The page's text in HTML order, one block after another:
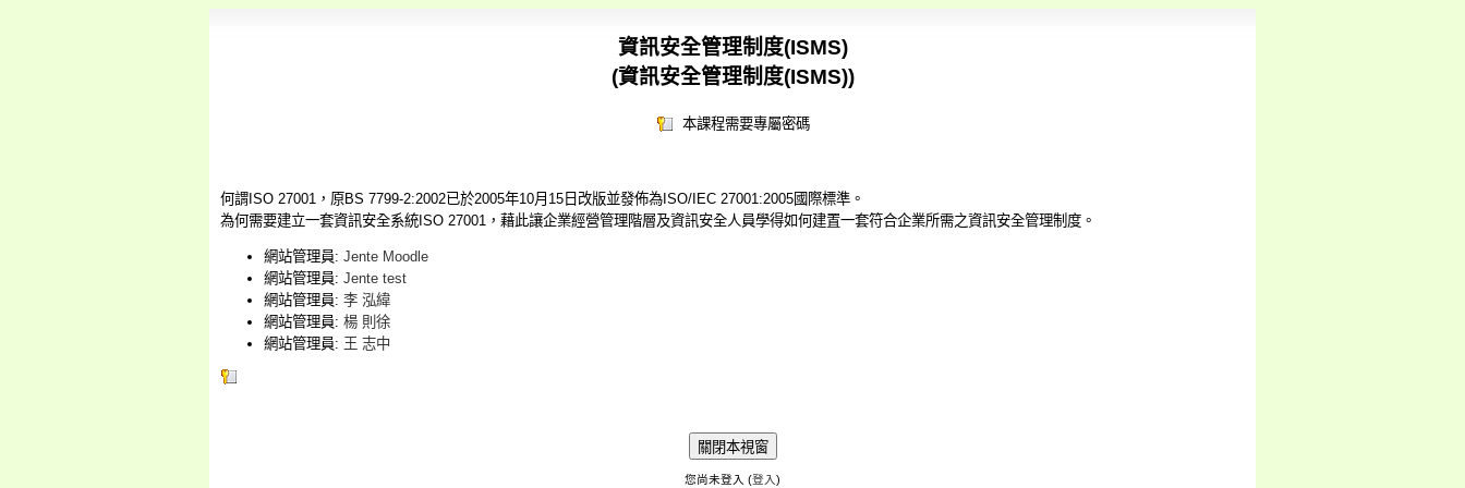
資訊安全管理制度(ISMS)
(資訊安全管理制度(ISMS))
本課程需要專屬密碼
何謂ISO 27001，原BS 7799-2:2002已於2005年10月15日改版並發佈為ISO/IEC 27001:2005國際標準。
為何需要建立一套資訊安全系統 ISO 27001，藉此讓企業經營管理階層及資訊安全人員學得如何建置一套符合企業所需之資訊安全管理制度。
網站管理員: Jente Moodle
網站管理員: Jente test
網站管理員: 李 泓緯
網站管理員: 楊 則徐
網站管理員: 王 志中
您尚未登入 (登入)